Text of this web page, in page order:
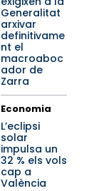
Generalitat
arxivar
definitivame
nt el
macroaboc
ador de
Zarra
Economia
L’eclipsi
solar
impulsa un
32 % els vols
cap a
València